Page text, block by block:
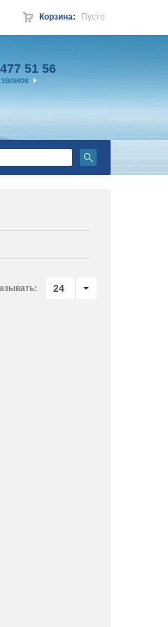
477 51 56
24
Корзина: Пусто